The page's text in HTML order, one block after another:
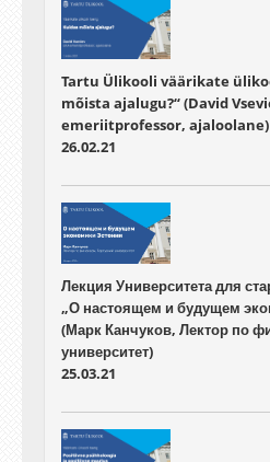
Tartu Ülikooli väärikate
mõista ajalugu?“ (David
emeriitprofessor, ajaloolane)
26.02.21
Лекция Университета для
„О настоящем и будущем
(Марк Канчуков, Лектор по
университет)
25.03.21